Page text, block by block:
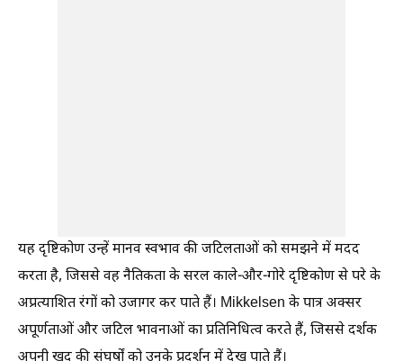
यह दृष्टिकोण उन्हें मानव स्वभाव की जटिलताओं को समझने में मदद
करता है, जिससे वह नैतिकता के सरल काले-और-गोरे दृष्टिकोण से परे के
अप्रत्याशित रंगों को उजागर कर पाते हैं। Mikkelsen के पात्र अक्सर
अपूर्णताओं और जटिल भावनाओं का प्रतिनिधित्व करते हैं, जिससे दर्शक